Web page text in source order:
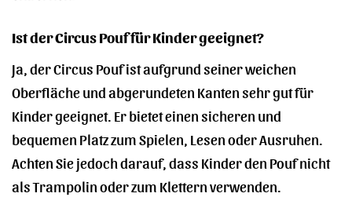
Ist der Circus Pouf für Kinder geeignet?
Ja, der Circus Pouf ist aufgrund seiner weichen
Oberfläche und abgerundeten Kanten sehr gut für
Kinder geeignet. Er bietet einen sicheren und
bequemen Platz zum Spielen, Lesen oder Ausruhen.
Achten Sie jedoch darauf, dass Kinder den Pouf nicht
als Trampolin oder zum Klettern verwenden.